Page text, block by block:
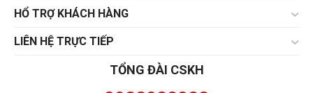
HỔ TRỢ KHÁCH HÀNG
LIÊN HỆ TRỰC TIẾP
TỔNG ĐÀI CSKH